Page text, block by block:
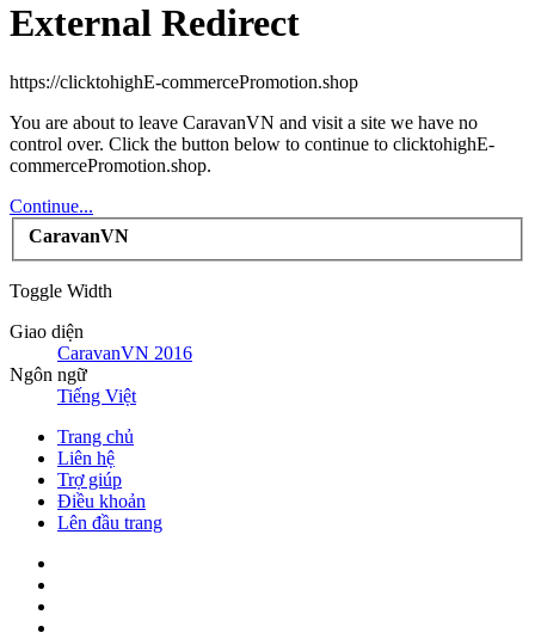
External Redirect
https://clicktohighE-commercePromotion.shop
You are about to leave CaravanVN and visit a site we have no
control over. Click the button below to continue to clicktohighE-
commercePromotion.shop.
Continue...
CaravanVN
Toggle Width
Giao diện
CaravanVN 2016
Ngôn ngữ
Tiếng Việt
Trang chủ
Liên hệ
Trợ giúp
Điều khoản
Lên đầu trang